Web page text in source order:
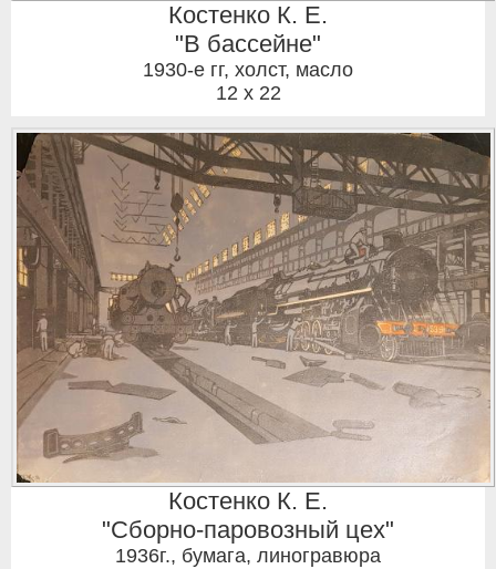
Костенко К. Е.
"В бассейне"
1930-е гг, холст, масло
12 x 22
Костенко К. Е.
"Сборно-паровозный цех"
1936г., бумага, линогравюра